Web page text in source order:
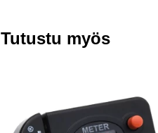
Tutustu myös